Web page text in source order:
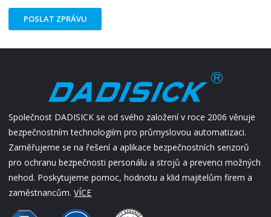
POSLAT ZPRÁVU
Společnost DADISICK se od svého založení v roce 2006 věnuje
bezpečnostním technologiím pro průmyslovou automatizaci.
Zaměřujeme se na řešení a aplikace bezpečnostních senzorů
pro ochranu bezpečnosti personálu a strojů a prevenci možných
nehod. Poskytujeme pomoc, hodnotu a klid majitelům firem a
zaměstnancům.VÍCE